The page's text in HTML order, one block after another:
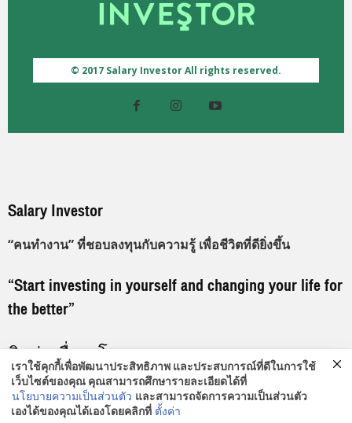
© 2017 Salary Investor All rights reserved.
Salary Investor
“คนทำงาน” ที่ชอบลงทุนกับความรู้ เพื่อชีวิตที่ดียิ่งขึ้น
“Start investing in yourself and changing your life for
the better”
ติดต่อเพื่อลงโฆษณา
096-919-9192
thadsapol@salaryinvestor.com
เราใช้คุกกี้เพื่อพัฒนาประสิทธิภาพ และประสบการณ์ที่ดีในการใช้
เว็บไซต์ของคุณ คุณสามารถศึกษารายละเอียดได้ที่
นโยบายความเป็นส่วนตัว และสามารถจัดการความเป็นส่วนตัว
เองได้ของคุณได้เองโดยคลิกที่ ตั้งค่า